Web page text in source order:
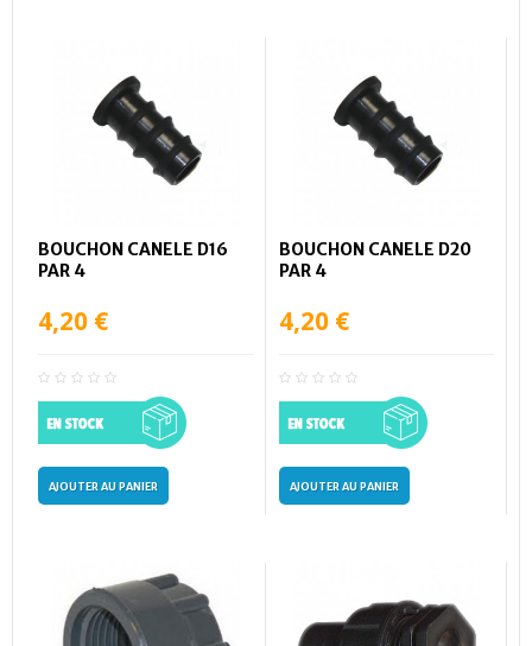
BOUCHON CANELE D16
PAR 4
4,20 €
AJOUTER AU PANIER
BOUCHON CANELE D20
PAR 4
4,20 €
AJOUTER AU PANIER